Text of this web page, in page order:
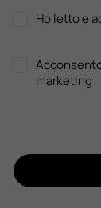
Ho letto e
marketing